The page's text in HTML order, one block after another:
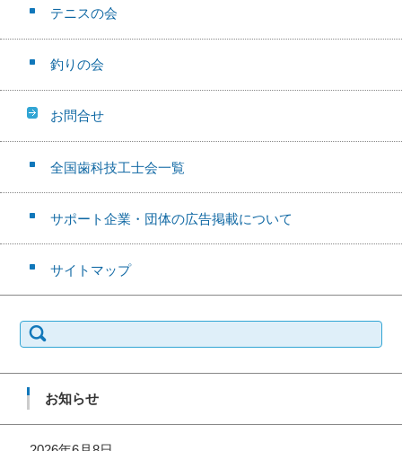
テニスの会
釣りの会
お問合せ
全国歯科技工士会一覧
サポート企業・団体の広告掲載について
サイトマップ
索:
お知らせ